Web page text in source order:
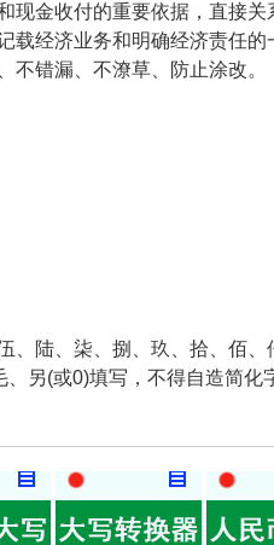
金收付的重要依据，直接
经济业务和明确经济责任
错漏、不潦草、防止涂改。
陆、柒、捌、玖、拾、佰
另(或0)填写，不得自造简